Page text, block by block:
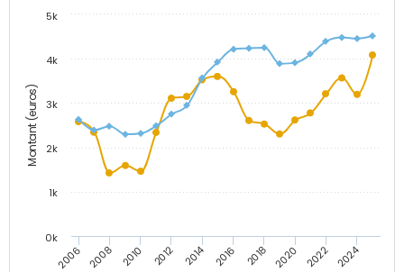
Montant (euros)
2006 2008 2010 2012 2014 2016 2018 2020 2022 2024
0k
1k
2k
3k
4k
5k